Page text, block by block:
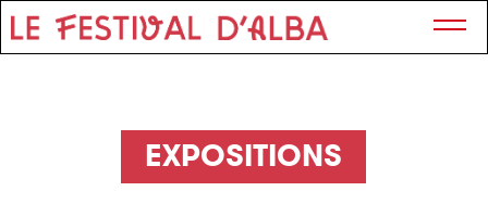
EXPOSITIONS